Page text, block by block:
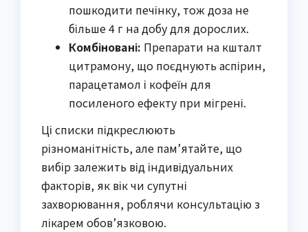
пошкодити печінку, тож доза не
більше 4 г на добу для дорослих.
Комбіновані: Препарати на кшталт
цитрамону, що поєднують аспірин,
парацетамол і кофеїн для
посиленого ефекту при мігрені.
Ці списки підкреслюють
різноманітність, але пам’ятайте, що
вибір залежить від індивідуальних
факторів, як вік чи супутні
захворювання, роблячи консультацію з
лікарем обов’язковою.